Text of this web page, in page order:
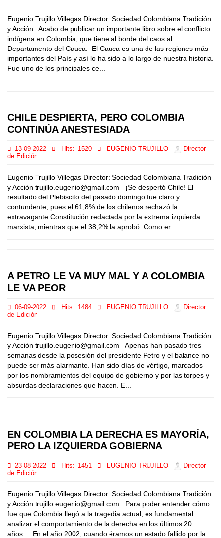
Eugenio Trujillo Villegas Director: Sociedad Colombiana Tradición
y Acción Acabo de publicar un importante libro sobre el conflicto
indígena en Colombia, que tiene al borde del caos al
Departamento del Cauca. El Cauca es una de las regiones más
importantes del País y así lo ha sido a lo largo de nuestra historia.
Fue uno de los principales ce...
CHILE DESPIERTA, PERO COLOMBIA
CONTINÚA ANESTESIADA
13-09-2022 Hits: 1520 EUGENIO TRUJILLO
Director
de Edición
Eugenio Trujillo Villegas Director: Sociedad Colombiana Tradición
y Acción trujillo.eugenio@gmail.com ¡Se despertó Chile! El
resultado del Plebiscito del pasado domingo fue claro y
contundente, pues el 61,8% de los chilenos rechazó la
extravagante Constitución redactada por la extrema izquierda
marxista, mientras que el 38,2% la aprobó. Como er...
A PETRO LE VA MUY MAL Y A COLOMBIA
LE VA PEOR
06-09-2022 Hits: 1484 EUGENIO TRUJILLO
Director
de Edición
Eugenio Trujillo Villegas Director: Sociedad Colombiana Tradición
y Acción trujillo.eugenio@gmail.com Apenas han pasado tres
semanas desde la posesión del presidente Petro y el balance no
puede ser más alarmante. Han sido días de vértigo, marcados
por los nombramientos del equipo de gobierno y por las torpes y
absurdas declaraciones que hacen. E...
EN COLOMBIA LA DERECHA ES MAYORÍA,
PERO LA IZQUIERDA GOBIERNA
23-08-2022 Hits: 1451 EUGENIO TRUJILLO
Director
de Edición
Eugenio Trujillo Villegas Director: Sociedad Colombiana Tradición
y Acción trujillo.eugenio@gmail.com Para poder entender cómo
fue que Colombia llegó a la tragedia actual, es fundamental
analizar el comportamiento de la derecha en los últimos 20
años. En el año 2002, cuando éramos un estado fallido por la